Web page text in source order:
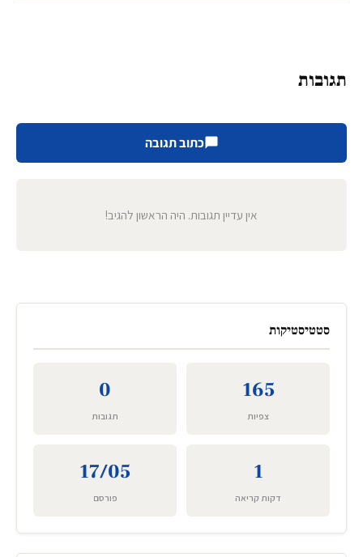
תגובות
כתוב תגובה
אין עדיין תגובות. היה הראשון להגיב!
סטטיסטיקות
165
צפיות
0
תגובות
1
דקות קריאה
17/05
פורסם